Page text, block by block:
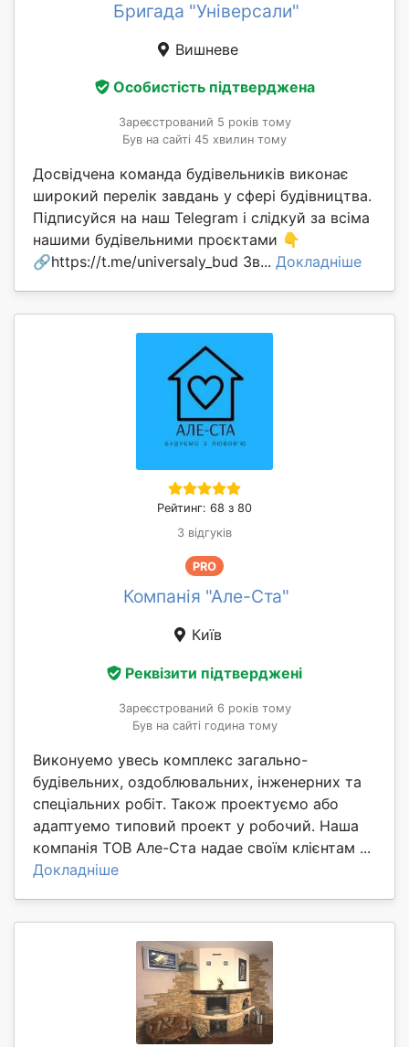
Бригада "Універсали"
Вишневе
Особистість підтверджена
Зареєстрований 5 років тому
Був на сайті 45 хвилин тому
Досвідчена команда будівельників виконає
широкий перелік завдань у сфері будівництва.
Підписуйся на наш Telegram і слідкуй за всіма
нашими будівельними проєктами 👇
🔗https://t.me/universaly_bud Зв... Докладніше
Рейтинг: 68 з 80
3 відгуків
PRO
Компанія "Але-Ста"
Київ
Реквізити підтверджені
Зареєстрований 6 років тому
Був на сайті година тому
Виконуемо увесь комплекс загально-
будівельних, оздоблювальних, інженерних та
спеціальних робіт. Також проектуємо або
адаптуемо типовий проект у робочий. Наша
компанія ТОВ Але-Ста надае своїм клієнтам ...
Докладніше